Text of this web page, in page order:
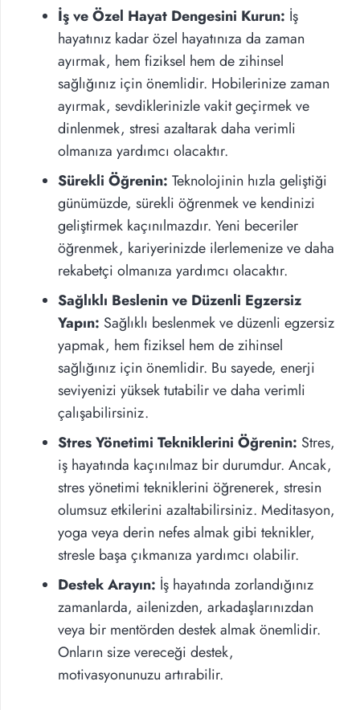
İş ve Özel Hayat Dengesini Kurun: İş
hayatınız kadar özel hayatınıza da zaman
ayırmak, hem fiziksel hem de zihinsel
sağlığınız için önemlidir. Hobilerinize zaman
ayırmak, sevdiklerinizle vakit geçirmek ve
dinlenmek, stresi azaltarak daha verimli
olmanıza yardımcı olacaktır.
Sürekli Öğrenin: Teknolojinin hızla geliştiği
günümüzde, sürekli öğrenmek ve kendinizi
geliştirmek kaçınılmazdır. Yeni beceriler
öğrenmek, kariyerinizde ilerlemenize ve daha
rekabetçi olmanıza yardımcı olacaktır.
Sağlıklı Beslenin ve Düzenli Egzersiz
Yapın: Sağlıklı beslenmek ve düzenli egzersiz
yapmak, hem fiziksel hem de zihinsel
sağlığınız için önemlidir. Bu sayede, enerji
seviyenizi yüksek tutabilir ve daha verimli
çalışabilirsiniz.
Stres Yönetimi Tekniklerini Öğrenin: Stres,
iş hayatında kaçınılmaz bir durumdur. Ancak,
stres yönetimi tekniklerini öğrenerek, stresin
olumsuz etkilerini azaltabilirsiniz. Meditasyon,
yoga veya derin nefes almak gibi teknikler,
stresle başa çıkmanıza yardımcı olabilir.
Destek Arayın: İş hayatında zorlandığınız
zamanlarda, ailenizden, arkadaşlarınızdan
veya bir mentörden destek almak önemlidir.
Onların size vereceği destek,
motivasyonunuzu artırabilir.